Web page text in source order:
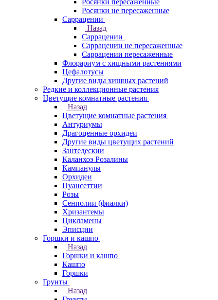
Росянки пересаженные
Росянки не пересаженные
Саррацении
Назад
Саррацении
Саррацении не пересаженные
Саррацении пересаженные
Флорариум с хищными растениями
Цефалотусы
Другие виды хищных растений
Редкие и коллекционные растения
Цветущие комнатные растения
Назад
Цветущие комнатные растения
Антуриумы
Драгоценные орхидеи
Другие виды цветущих растений
Зантедескии
Каланхоэ Розалины
Кампанулы
Орхидеи
Пуансеттии
Розы
Сенполии (фиалки)
Хризантемы
Цикламены
Эписции
Горшки и кашпо
Назад
Горшки и кашпо
Кашпо
Горшки
Грунты
Назад